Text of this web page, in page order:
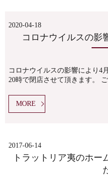
2020-04-18
コロナウイルスの影
コロナウイルスの影響により4
20時で閉店させて頂きます。
MORE
2017-06-14
トラットリア夷のホー